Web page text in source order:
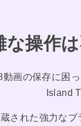
な操作
画の保存に困
Island
された強力な